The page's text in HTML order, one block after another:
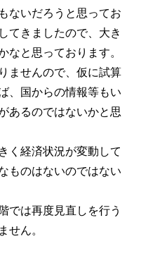
ないだろうと思ってお
てきましたので、大き
なと思っております。
ませんので、仮に試算
、国からの情報等もい
あるのではないかと思
く経済状況が変動して
ものはないのではない
では再度見直しを行う
せん。